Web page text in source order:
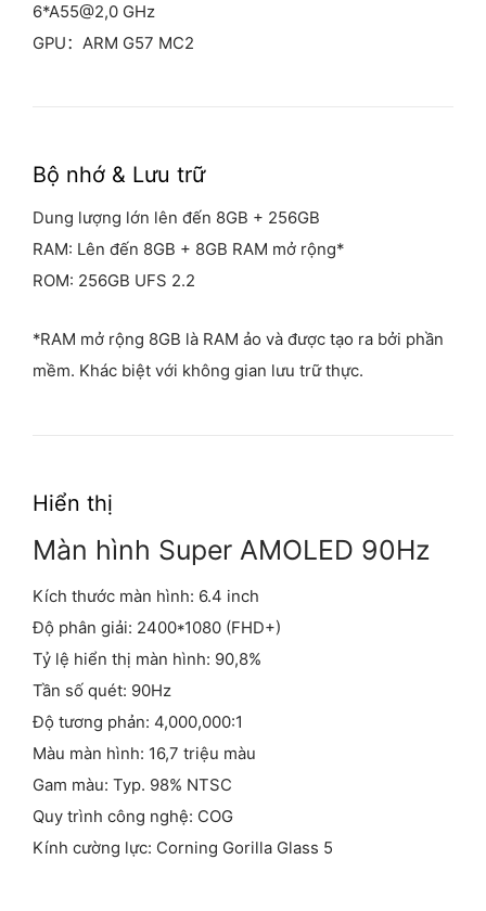
6*A55@2,0 GHz
GPU：ARM G57 MC2
Bộ nhớ & Lưu trữ
Dung lượng lớn lên đến 8GB + 256GB
RAM: Lên đến 8GB + 8GB RAM mở rộng*
ROM: 256GB UFS 2.2
*RAM mở rộng 8GB là RAM ảo và được tạo ra bởi phần
mềm. Khác biệt với không gian lưu trữ thực.
Hiển thị
Màn hình Super AMOLED 90Hz
Kích thước màn hình: 6.4 inch
Độ phân giải: 2400*1080 (FHD+)
Tỷ lệ hiển thị màn hình: 90,8%
Tần số quét: 90Hz
Độ tương phản: 4,000,000:1
Màu màn hình: 16,7 triệu màu
Gam màu: Typ. 98% NTSC
Quy trình công nghệ: COG
Kính cường lực: Corning Gorilla Glass 5